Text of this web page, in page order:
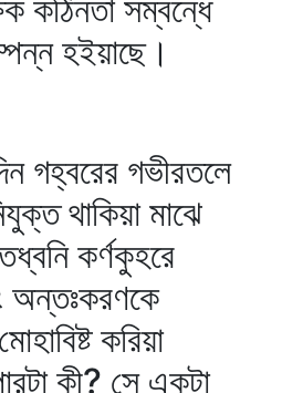
কঠিনতা সম্বন্ধে
হইয়াছে।
গহ্বরের গভীরতলে
থাকিয়া মাঝে
কর্ণকুহরে
অন্তঃকরণকে
করিয়া
কী? সে একটা